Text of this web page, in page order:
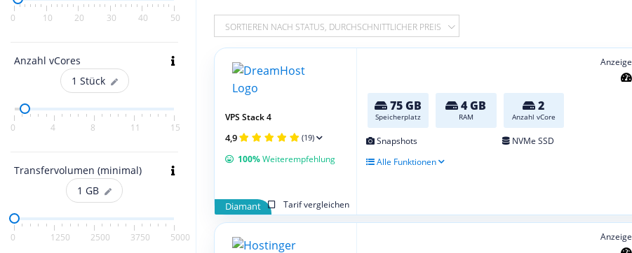
0 10 20 30 40 50
Anzahl vCores
1 Stück
0 4 8 11 15
Transfervolumen (minimal)
1 GB
0 1250 2500 3750 5000
SORTIEREN NACH STATUS, DURCHSCHNITTLICHER PREIS
Anzeige
75 GB
Speicherplatz
4 GB
RAM
2
Anzahl vCore
Snapshots
NVMe SSD
Alle Funktionen
Diamant Tarif vergleichen
VPS Stack 4
4,9 (19)
100%Weiterempfehlung
Anzeige